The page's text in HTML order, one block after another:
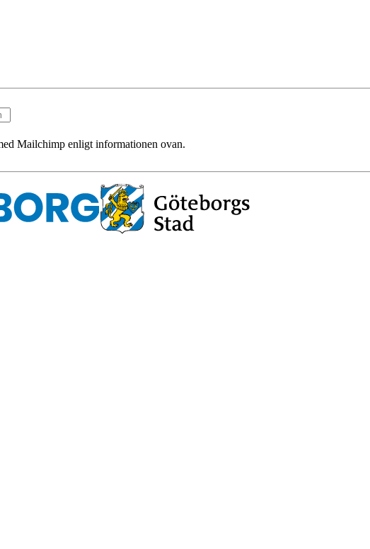
Mailchimp enligt informationen ovan.